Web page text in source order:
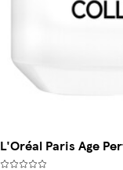
L'Oréal Paris Age